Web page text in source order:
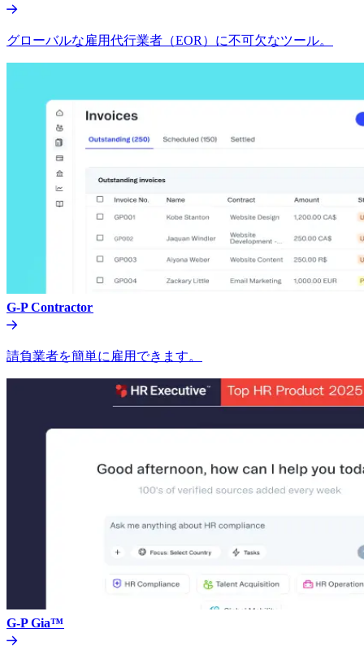
グローバルな雇用代行業者（EOR）に不可欠なツール。​​
G-P Contractor​​
請負業者を簡単に雇用できます。​​
G-P Gia™​​